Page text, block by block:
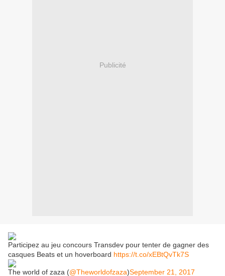
Publicité
Participez au jeu concours Transdev pour tenter de gagner des
casques Beats et un hoverboard https://t.co/xEBtQvTk7S
The world of zaza (@Theworldofzaza)September 21, 2017